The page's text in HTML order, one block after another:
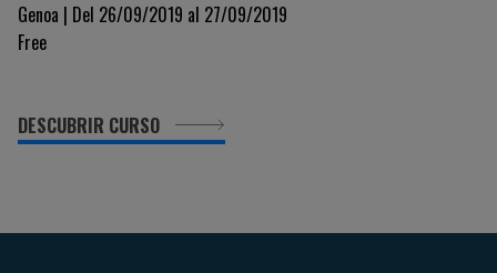
Genoa | Del 26/09/2019 al 27/09/2019
Free
DESCUBRIR CURSO